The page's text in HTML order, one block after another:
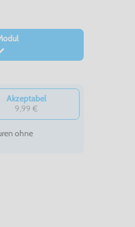
Akzeptabel
9,99 €
ohne